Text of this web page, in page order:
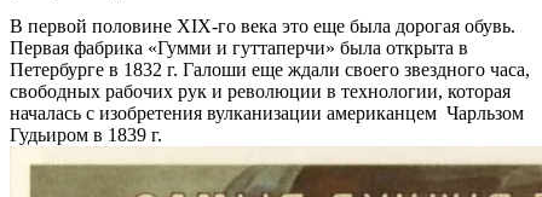
В первой половине XIX-го века это еще была дорогая обувь.
Первая фабрика «Гумми и гуттаперчи» была открыта в
Петербурге в 1832 г. Галоши еще ждали своего звездного часа,
свободных рабочих рук и революции в технологии, которая
началась с изобретения вулканизации американцем Чарльзом
Гудьиром в 1839 г.